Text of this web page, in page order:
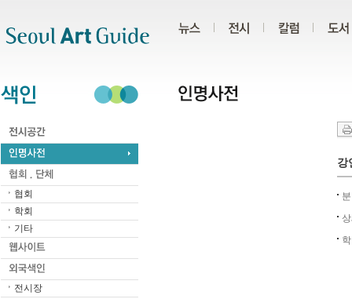
협회
학회
기타
전시장
강